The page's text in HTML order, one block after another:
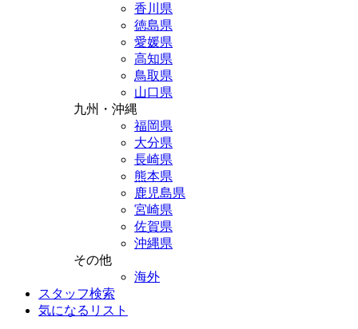
香川県
徳島県
愛媛県
高知県
鳥取県
山口県
九州・沖縄
福岡県
大分県
長崎県
熊本県
鹿児島県
宮崎県
佐賀県
沖縄県
その他
海外
スタッフ検索
気になるリスト